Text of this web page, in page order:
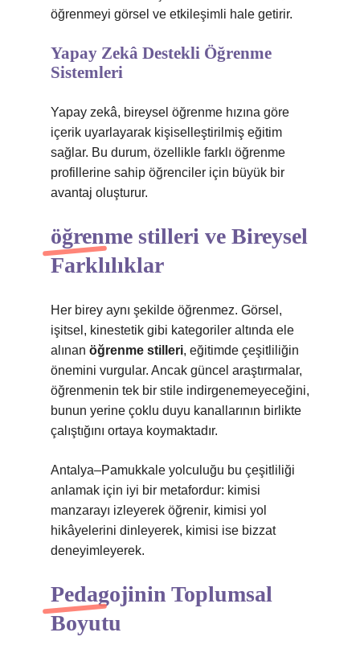
öğrenmeyi görsel ve etkileşimli hale getirir.
Yapay Zekâ Destekli Öğrenme
Sistemleri
Yapay zekâ, bireysel öğrenme hızına göre
içerik uyarlayarak kişiselleştirilmiş eğitim
sağlar. Bu durum, özellikle farklı öğrenme
profillerine sahip öğrenciler için büyük bir
avantaj oluşturur.
öğrenme stilleri ve Bireysel
Farklılıklar
Her birey aynı şekilde öğrenmez. Görsel,
işitsel, kinestetik gibi kategoriler altında ele
alınan öğrenme stilleri, eğitimde çeşitliliğin
önemini vurgular. Ancak güncel araştırmalar,
öğrenmenin tek bir stile indirgenemeyeceğini,
bunun yerine çoklu duyu kanallarının birlikte
çalıştığını ortaya koymaktadır.
Antalya–Pamukkale yolculuğu bu çeşitliliği
anlamak için iyi bir metafordur: kimisi
manzarayı izleyerek öğrenir, kimisi yol
hikâyelerini dinleyerek, kimisi ise bizzat
deneyimleyerek.
Pedagojinin Toplumsal
Boyutu